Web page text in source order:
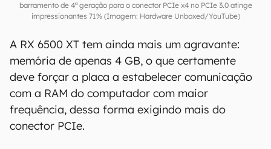
barramento de 4ª geração para o conector PCIe x4 no PCIe 3.0 atinge
impressionantes 71% (Imagem: Hardware Unboxed/YouTube)
A RX 6500 XT tem ainda mais um agravante:
memória de apenas 4 GB, o que certamente
deve forçar a placa a estabelecer comunicação
com a RAM do computador com maior
frequência, dessa forma exigindo mais do
conector PCIe.